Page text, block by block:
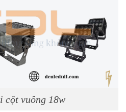
cột vuông 18w